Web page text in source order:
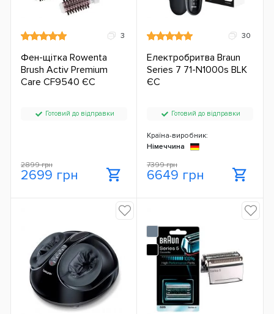
3
Фен-щітка Rowenta
Brush Activ Premium
Care CF9540 ЄС
Готовий до відправки
2899 грн
2699 грн
30
Електробритва Braun
Series 7 71-N1000s BLK
ЄС
Готовий до відправки
Країна-виробник:
Німеччина
7399 грн
6649 грн